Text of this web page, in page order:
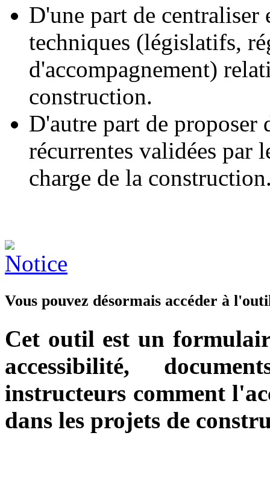
D'une part de centraliser
techniques (législatifs,
d'accompagnement)
construction.
D'autre part de proposer
récurrentes validées par
charge de la
Vous pouvez désormais accéder à
Cet outil est un
accessibilité,
instructeurs comment
dans les projets de